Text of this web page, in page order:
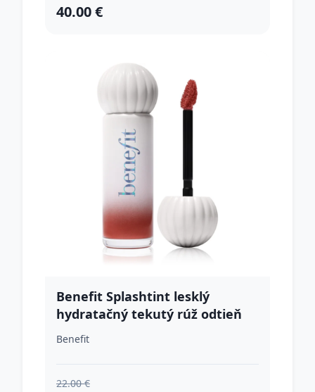
40.00 €
Benefit Splashtint lesklý
hydratačný tekutý rúž odtieň
19 Boardwalk 6 ml
Benefit
22.00 €